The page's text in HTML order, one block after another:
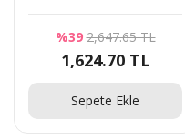
Anahtarı
%39 2,647.65 TL
1,624.70 TL
Sepete Ekle